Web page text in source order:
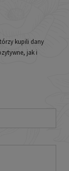
kupili dany
jak i